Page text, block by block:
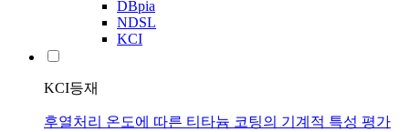
DBpia
NDSL
KCI
KCI등재
후열처리 온도에 따른 티타늄 코팅의 기계적 특성 평가